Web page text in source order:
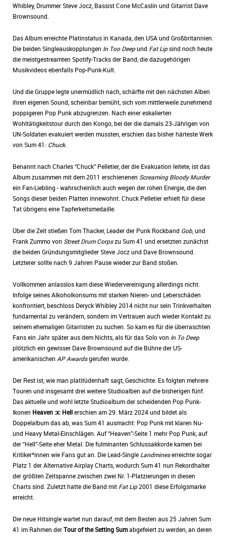
Whibley, Drummer Steve Jocz, Bassist Cone McCaslin und Gitarrist Dave
Brownsound.
Das Album erreichte Platinstatus in Kanada, den USA und Großbritannien.
Die beiden Singleauskopplungen In Too Deepund Fat Lipsind noch heute
die meistgestreamten Spotify-Tracks der Band, die dazugehörigen
Musikvideos ebenfalls Pop-Punk-Kult.
Und die Gruppe legte unermüdlich nach, schärfte mit den nächsten Alben
ihren eigenen Sound, scheinbar bemüht, sich vom mittlerweile zunehmend
poppigeren Pop Punk abzugrenzen. Nach einer eskalierten
Wohltätigkeitstour durch den Kongo, bei der die damals 23-Jährigen von
UN-Soldaten evakuiert werden mussten, erschien das bisher härteste Werk
von Sum 41: Chuck.
Benannt nach Charles “Chuck” Pelletier, der die Evakuation leitete, ist das
Album zusammen mit dem 2011 erschienenen Screaming Bloody Murder
ein Fan-Liebling - wahrscheinlich auch wegen der rohen Energie, die den
Songs dieser beiden Platten innewohnt. Chuck Pelletier erhielt für diese
Tat übrigens eine Tapferkeitsmedaille.
Über die Zeit stießen Tom Thacker, Leader der Punk Rockband Gob, und
Frank Zummo von Street Drum Corpszu Sum 41 und ersetzten zunächst
die beiden Gründungsmitglieder Steve Jocz und Dave Brownsound.
Letzterer sollte nach 9 Jahren Pause wieder zur Band stoßen.
Vollkommen anlasslos kam diese Wiedervereinigung allerdings nicht.
Infolge seines Alkoholkonsums mit starken Nieren- und Leberschäden
konfrontiert, beschloss Deryck Whibley 2014 nicht nur sein Trinkverhalten
fundamental zu verändern, sondern im Vertrauen auch wieder Kontakt zu
seinem ehemaligen Gitarristen zu suchen. So kam es für die überraschten
Fans ein Jahr später aus dem Nichts, als für das Solo von In To Deep
plötzlich ein gewisser Dave Brownsound auf die Bühne der US-
amerikanischen AP Awardsgerufen wurde.
Der Rest ist, wie man platitüdenhaft sagt, Geschichte. Es folgten mehrere
Touren und insgesamt drei weitere Studioalben auf die bisherigen fünf.
Das aktuelle und wohl letzte Studioalbum der scheidenden Pop Punk-
Ikonen Heaven :x: Hellerschien am 29. März 2024 und bildet als
Doppelalbum das ab, was Sum 41 ausmacht: Pop Punk mit klaren Nu-
und Heavy Metal-Einschlägen. Auf “Heaven”-Seite 1 mehr Pop Punk, auf
der “Hell”-Seite eher Metal. Die fulminanten Schlussakkorde kamen bei
Kritiker*innen wie Fans gut an. Die Lead-Single Landmineserreichte sogar
Platz 1 der Alternative Airplay Charts, wodurch Sum 41 nun Rekordhalter
der größten Zeitspanne zwischen zwei Nr. 1-Platzierungen in diesen
Charts sind. Zuletzt hatte die Band mit Fat Lip2001 diese Erfolgsmarke
erreicht.
Die neue Hitsingle wartet nun darauf, mit dem Besten aus 25 Jahren Sum
41 im Rahmen derTour of the Setting Sumabgefeiert zu werden, an deren